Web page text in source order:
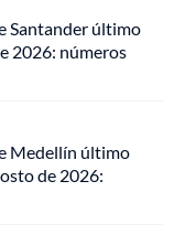
Santander último
2026: números
Medellín último
de 2026: